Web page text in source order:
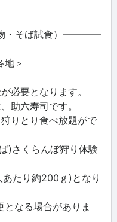
・そば試食）――――
＞
必要となります。
助六寿司です。
りとり食べ放題がで
)さくらんぼ狩り体験
たり約200ｇ)となり
なる場合がありま